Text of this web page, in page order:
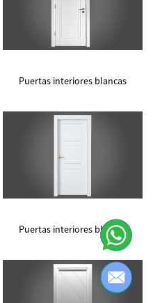
Puertas interiores blancas
Puertas interiores blancas